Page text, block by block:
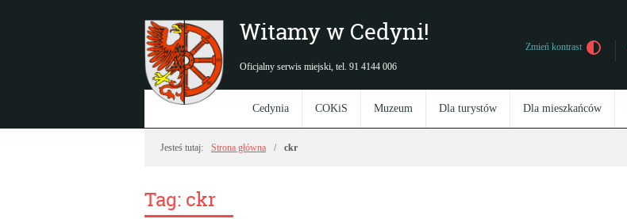
Witamy w Cedyni!
Oficjalny serwis miejski, tel. 91 4144 006
Zmień kontrast
Cedynia COKiS Muzeum Dla turystów Dla mieszkańców
Jesteś tutaj: Strona główna ckr
Tag: ckr